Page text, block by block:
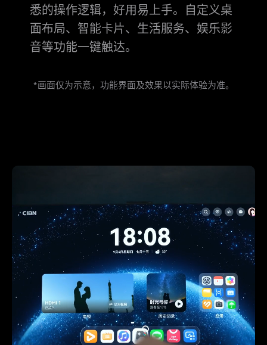
悉的操作逻辑，好用易上手。 自定义桌
面布局、智能卡片、生活服务、娱乐影
音等功能一键触达。
*画面仅为示意，功能界面及效果以实际体验为⁠⁠准。